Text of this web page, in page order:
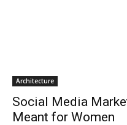
Architecture
Social Media
Meant for Women